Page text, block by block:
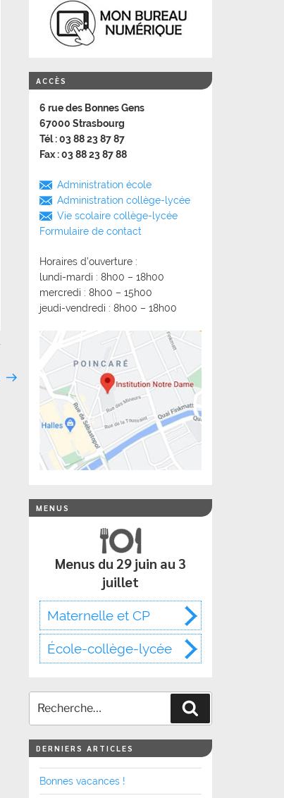
ACCÈS
6 rue des Bonnes Gens
67000 Strasbourg
Tél : 03 88 23 87 87
Fax : 03 88 23 87 88
Administration école
Administration collège-lycée
Vie scolaire collège-lycée
Formulaire de contact
Horaires d’ouverture :
lundi-mardi : 8h00 – 18h00
mercredi : 8h00 – 15h00
jeudi-vendredi : 8h00 – 18h00
MENUS
Menus du 29 juin au 3
juillet
Maternelle et CP
École-collège-lycée
DERNIERS ARTICLES
Bonnes vacances !